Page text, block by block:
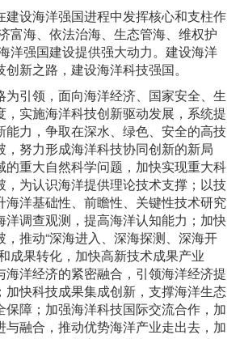
建设海洋强国进程中发挥核心和支柱作
富海、依法治海、生态管海、维权护
洋强国建设提供强大动力。建设海洋
新之路，建设海洋科技强国。
为引领，面向海洋经济、国家安全、生
，实施海洋科技创新驱动发展，系统提
能力，争取在深水、绿色、安全的高技
，努力形成海洋科技协同创新的新局
的重大自然科学问题，加快实现重大科
，为认识海洋提供理论技术支撑；以技
海洋基础性、前瞻性、关键性技术研究
洋调查观测，提高海洋认知能力；加快
推动“深海进入、深海探测、深海开
成果转化，加快高新技术成果产业
海洋经济的紧密融合，引领海洋经济提
加快科技成果集成创新，支撑海洋生态
保障；加强海洋科技国际交流合作，加
与融合，推动优势海洋产业走出去，加